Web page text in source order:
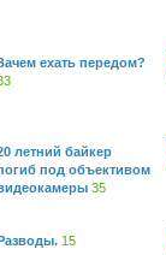
ехать передом?
летний байкер
под объективом
35
15